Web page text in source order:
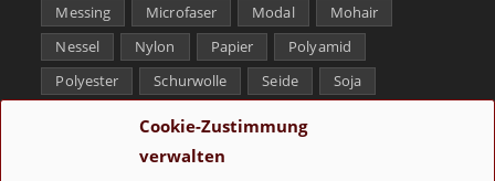
Cookie-Zustimmung
verwalten
Messing
Microfaser Modal
Mohair
Nessel
Nylon Papier
Polyamid
Polyester
Schurwolle Seide
Soja
Tencel
Yak